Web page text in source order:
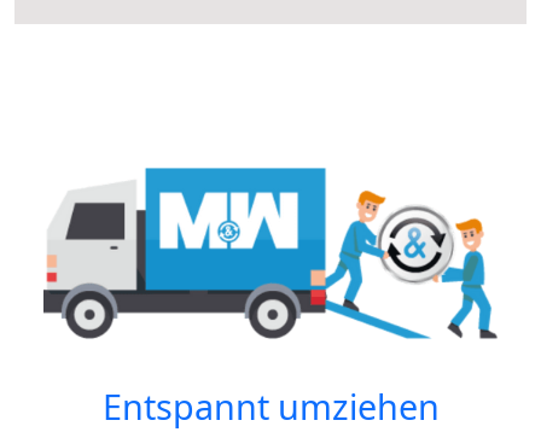
Entspannt umziehen